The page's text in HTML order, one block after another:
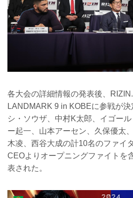
2024年4月29
※開場・開始
フィシャルサ
会場
各大会の詳細情報の発表後、
LANDMARK 9 in KOBEに参戦が
シ・ソウザ、中村K太郎、イゴー
ー起一、山本アーセン、久保優太
木凌、西谷大成の計10名のファイ
CEOよりオープニングファイトを
表された。